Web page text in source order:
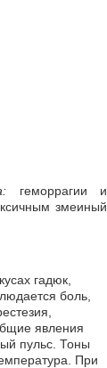
геморрагии и
змеиный
гадюк,
боль,
явления
пульс. Тоны
При